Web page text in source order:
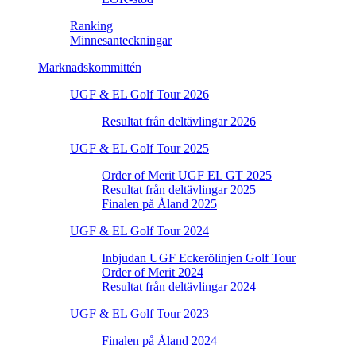
Ranking
Minnesanteckningar
Marknadskommittén
UGF & EL Golf Tour 2026
Resultat från deltävlingar 2026
UGF & EL Golf Tour 2025
Order of Merit UGF EL GT 2025
Resultat från deltävlingar 2025
Finalen på Åland 2025
UGF & EL Golf Tour 2024
Inbjudan UGF Eckerölinjen Golf Tour
Order of Merit 2024
Resultat från deltävlingar 2024
UGF & EL Golf Tour 2023
Finalen på Åland 2024